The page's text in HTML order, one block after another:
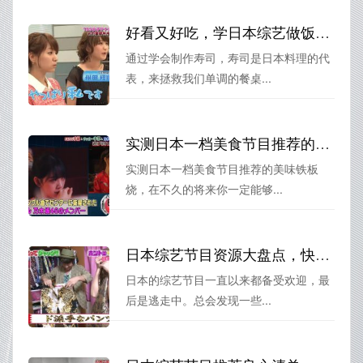
好看又好吃，学日本综艺做饭拯救你单调的餐桌
通过学会制作寿司，寿司是日本料理的代
表，来拯救我们单调的餐桌...
实测日本一档美食节目推荐的美味铁板烧，绝对让你回味无穷
实测日本一档美食节目推荐的美味铁板
烧，在不久的将来你一定能够...
日本综艺节目资源大盘点，快来找寻你的心头好
日本的综艺节目一直以来都备受欢迎，最
后是逃走中。总会发现一些...